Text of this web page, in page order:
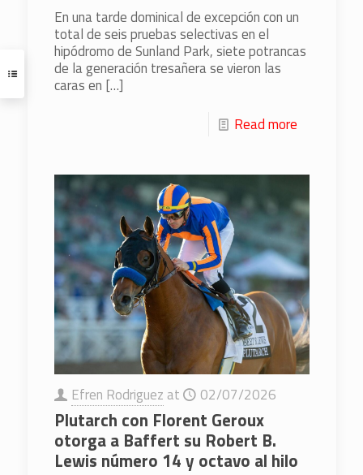
En una tarde dominical de excepción con un
total de seis pruebas selectivas en el
hipódromo de Sunland Park, siete potrancas
de la generación tresañera se vieron las
caras en […]
Read more
Efren Rodriguez at 02/07/2026
Plutarch con Florent Geroux
otorga a Baffert su Robert B.
Lewis número 14 y octavo al hilo